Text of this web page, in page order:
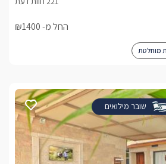
החל מ- ₪1400
מוחלטת
שובר מילואים